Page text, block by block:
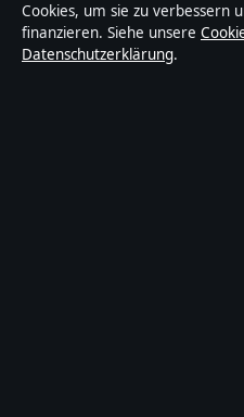
Technik und Gesellschaft
trägt eine Byline, wird von
und vor der
Cookies, um sie zu verbessern
finanzieren. Siehe unsere
Datenschutzerklärung.